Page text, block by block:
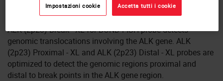
ALK (2p23) Break - XL for BOND FISH probe detects
genomic translocations involving the ALK gene. ALK
(2p23) Proximal - XL and ALK (2p23) Distal - XL probes are
optimized to detect the genomic regions proximal and
distal to break points in the ALK gene region.
Impostazioni cookie Accetta tutti i cookie